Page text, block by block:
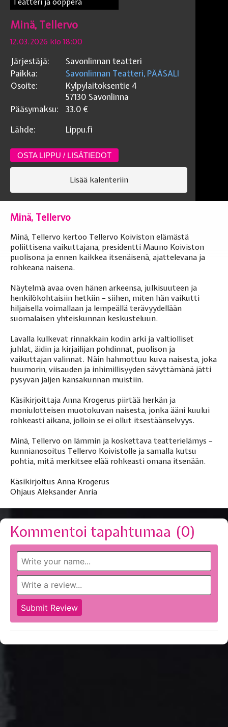
Teatteri ja ooppera
Minä, Tellervo
12.03.2026 klo 18:00
Järjestäjä:
Savonlinnan teatteri
Paikka:
Savonlinnan Teatteri, PÄÄSALI
Osoite:
Kylpylaitoksentie 4
57130 Savonlinna
Pääsymaksu:
33.0 €
Lähde:
Lippu.fi
OSTA LIPPU / LISÄTIEDOT
Lisää kalenteriin
Minä, Tellervo
Minä, Tellervo kertoo Tellervo Koiviston elämästä
poliittisena vaikuttajana, presidentti Mauno Koiviston
puolisona ja ennen kaikkea itsenäisenä, ajattelevana ja
rohkeana naisena.
Näytelmä avaa oven hänen arkeensa, julkisuuteen ja
henkilökohtaisiin hetkiin – siihen, miten hän vaikutti
hiljaisella voimallaan ja lempeällä terävyydellään
suomalaisen yhteiskunnan keskusteluun.
Lavalla kulkevat rinnakkain kodin arki ja valtiolliset
juhlat, äidin ja kirjailijan pohdinnat, puolison ja
vaikuttajan valinnat. Näin hahmottuu kuva naisesta, joka
huumorin, viisauden ja inhimillisyyden sävyttämänä jätti
pysyvän jäljen kansakunnan muistiin.
Käsikirjoittaja Anna Krogerus piirtää herkän ja
moniulotteisen muotokuvan naisesta, jonka ääni kuului
rohkeasti aikana, jolloin se ei ollut itsestäänselvyys.
Minä, Tellervo on lämmin ja koskettava teatterielämys –
kunnianosoitus Tellervo Koivistolle ja samalla kutsu
pohtia, mitä merkitsee elää rohkeasti omana itsenään.
Käsikirjoitus Anna Krogerus
Ohjaus Aleksander Anria
Kommentoi tapahtumaa (0)